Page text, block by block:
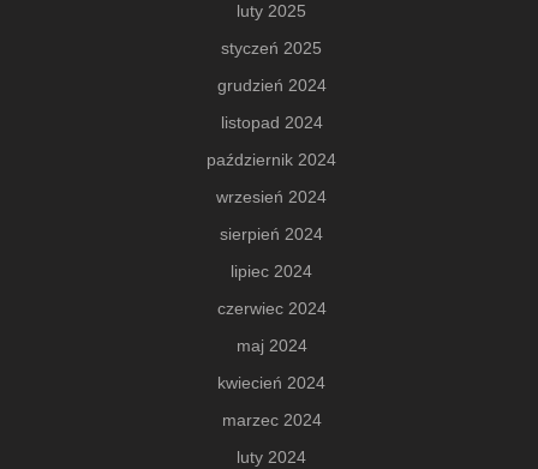
luty 2025
styczeń 2025
grudzień 2024
listopad 2024
październik 2024
wrzesień 2024
sierpień 2024
lipiec 2024
czerwiec 2024
maj 2024
kwiecień 2024
marzec 2024
luty 2024